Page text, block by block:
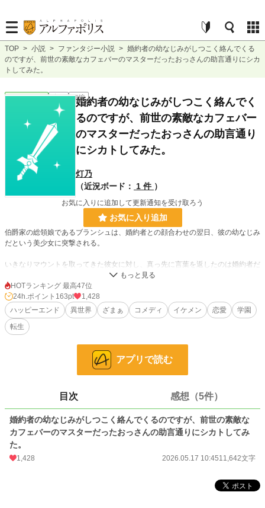
TOP > 小説 > ファンタジー小説 > 婚約者の幼なじみがしつこく絡んでくる
のですが、前世の素敵なカフェバーのマスターだったおっさんの助言通りにシカ
トしてみた。
ファンタジー 完結 短編
婚約者の幼なじみがしつこく絡んでく
るのですが、前世の素敵なカフェバー
のマスターだったおっさんの助言通り
にシカトしてみた。
灯乃
（近況ボード：
1 件 ）
お気に入りに追加して更新通知を受け取ろう
お気に入り追加
伯爵家の総領娘であるブランシュは、婚約者との顔合わせの翌日、彼の幼なじみ
だという美少女に突撃される。
いきなりマウントを取ってきた彼女に対し、真っ先に言葉を返したのは婚約者だ
『婚約者の幼なじみ』というテンプレに、愉快なおっさんを足してみました！
※ 他サイトにも掲載しています。
8,663 位 / 228,951 件
1,760 位 / 53,362 件
文字数 11,642
更新日時
HOTランキング 最高47位
24h.ポイント 163pt
1,428
ハッピーエンド
異世界 ざまぁ コメディ イケメン 恋愛
学園
転生
アプリで読む
目次 感想（5件）
婚約者の幼なじみがしつこく絡んでくるのですが、前世の素敵な
カフェバーのマスターだったおっさんの助言通りにシカトしてみ
た。
1,428 2026.05.17 10:4511,642文字